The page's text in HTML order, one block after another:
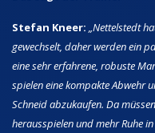
Stefan Kneer: „Nettelstedt
gewechselt, daher werden ein
eine sehr erfahrene, robuste
spielen eine kompakte Abwehr
Schneid abzukaufen. Da
herausspielen und mehr Ruhe